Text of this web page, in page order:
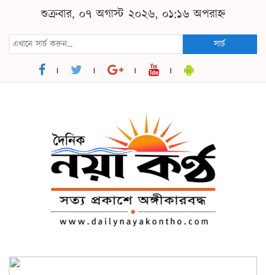
শুক্রবার, ০৭ অগাস্ট ২০২৬, ০১:১৬ অপরাহ্ন
সার্চ